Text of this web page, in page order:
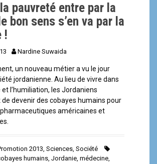
pauvreté entre par la
bon sens s’en va par la
!
Nardine Suwaida
un nouveau métier a vu le jour
jordanienne. Au lieu de vivre dans
et l’humiliation, les Jordaniens
devenir des cobayes humains pour
américaines et
2013, Sciences, Société
humains, Jordanie, médecine,